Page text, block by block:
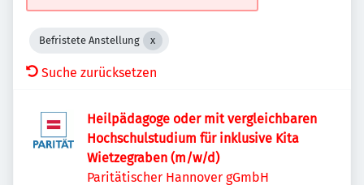
Befristete Anstellung
Suche zurücksetzen
Heilpädagoge oder mit vergleichbaren
Hochschulstudium für inklusive Kita
Wietzegraben (m/w/d)
Paritätischer Hannover gGmbH